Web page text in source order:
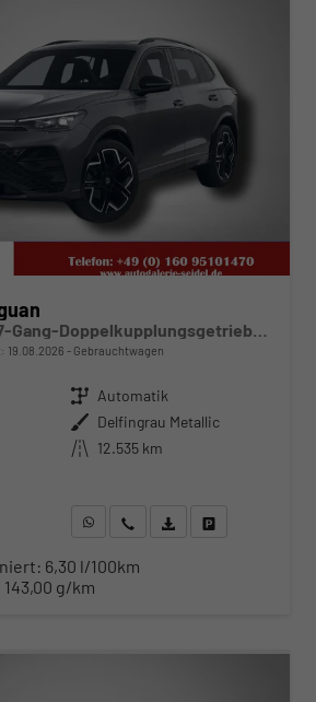
R-Line 1,5 l eTSI 7-Gang-Doppelkupplungsgetriebe DSG
19.08.2026 Gebrauchtwagen
Getriebe Automatik
Außenfarbe Delfingrau Metallic
Kilometerstand 12.535 km
WhatsApp anfragen
Wir rufen Sie anFahrzeugexposé (PDF)
6,30 l/100km
143,00 g/km